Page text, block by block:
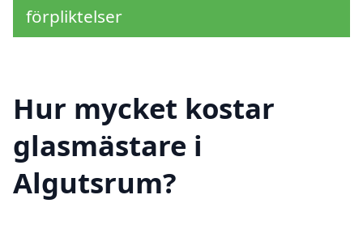
förpliktelser
Hur mycket kostar
glasmästare i
Algutsrum?